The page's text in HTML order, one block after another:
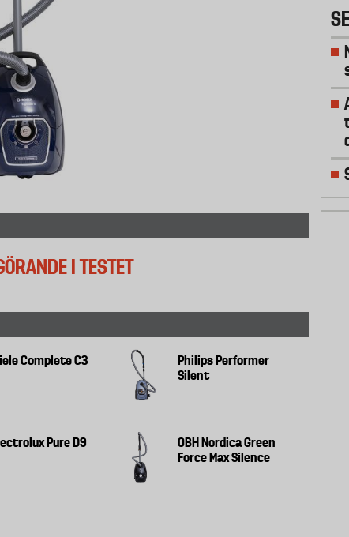
I TESTET
Complete C3
Philips Performer
Silent
Pure D9
OBH Nordica Green
Force Max Silence